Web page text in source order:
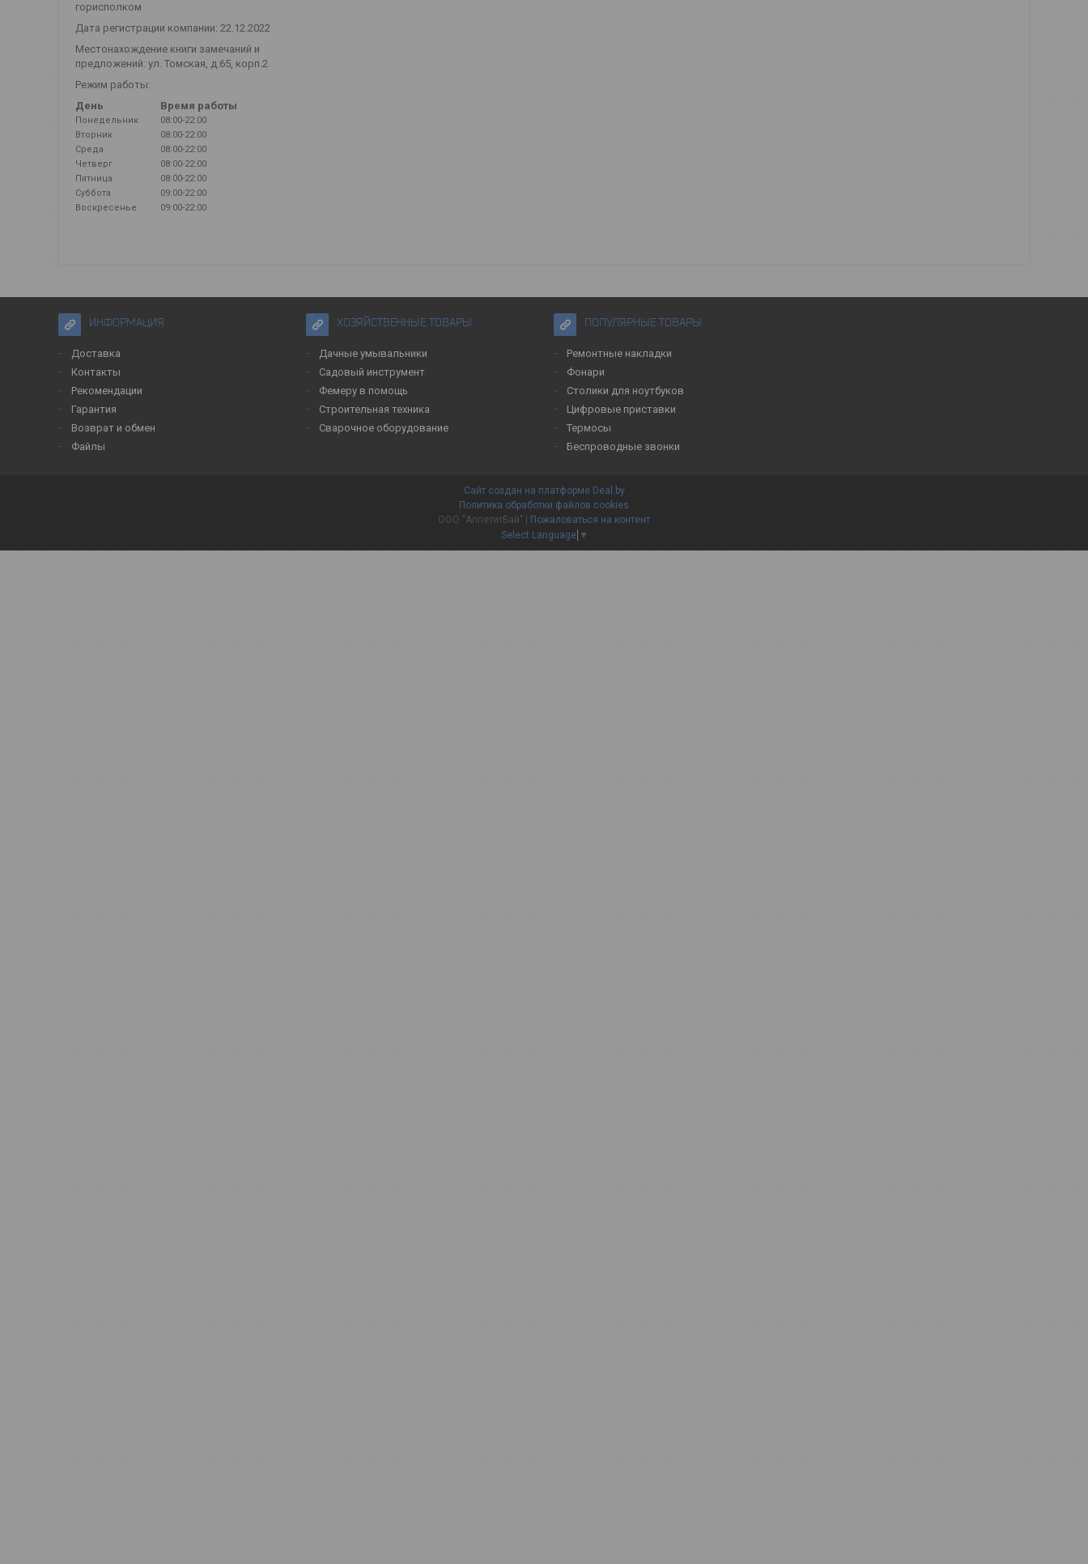
горисполком
Дата регистрации компании: 22.12.2022
Местонахождение книги замечаний и
предложений: ул. Томская, д.65, корп.2
Режим работы:
День
Время работы
Понедельник
08:00-22:00
Вторник
08:00-22:00
Среда
08:00-22:00
Четверг
08:00-22:00
Пятница
08:00-22:00
Суббота
09:00-22:00
Воскресенье
09:00-22:00
ИНФОРМАЦИЯ
Доставка
Контакты
Рекомендации
Гарантия
Возврат и обмен
Файлы
ХОЗЯЙСТВЕННЫЕ ТОВАРЫ
Дачные умывальники
Садовый инструмент
Фемеру в помощь
Строительная техника
Сварочное оборудование
ПОПУЛЯРНЫЕ ТОВАРЫ
Ремонтные накладки
Фонари
Столики для ноутбуков
Цифровые приставки
Термосы
Беспроводные звонки
Сайт создан на платформе Deal.by
Политика обработки файлов cookies
ООО "АппетитБай" |
Пожаловаться на контент
Select Language ▼